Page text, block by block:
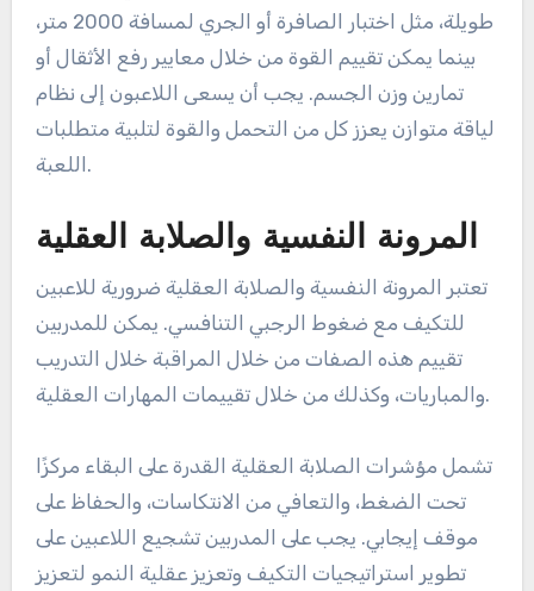
طويلة، مثل اختبار الصافرة أو الجري لمسافة 2000 متر،
بينما يمكن تقييم القوة من خلال معايير رفع الأثقال أو
تمارين وزن الجسم. يجب أن يسعى اللاعبون إلى نظام
لياقة متوازن يعزز كل من التحمل والقوة لتلبية متطلبات
اللعبة.
المرونة النفسية والصلابة العقلية
تعتبر المرونة النفسية والصلابة العقلية ضرورية للاعبين
للتكيف مع ضغوط الرجبي التنافسي. يمكن للمدربين
تقييم هذه الصفات من خلال المراقبة خلال التدريب
والمباريات، وكذلك من خلال تقييمات المهارات العقلية.
تشمل مؤشرات الصلابة العقلية القدرة على البقاء مركزًا
تحت الضغط، والتعافي من الانتكاسات، والحفاظ على
موقف إيجابي. يجب على المدربين تشجيع اللاعبين على
تطوير استراتيجيات التكيف وتعزيز عقلية النمو لتعزيز